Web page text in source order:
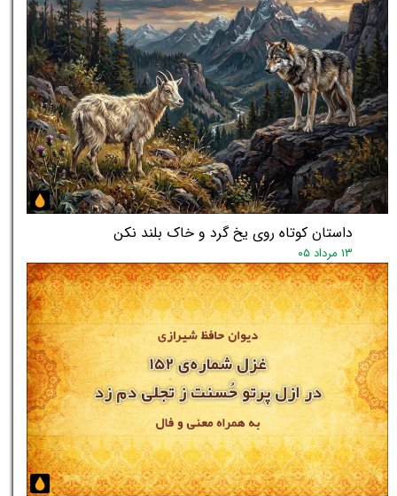
داستان کوتاه روی یخ گرد و خاک بلند نکن
۱۳ مرداد ۰۵